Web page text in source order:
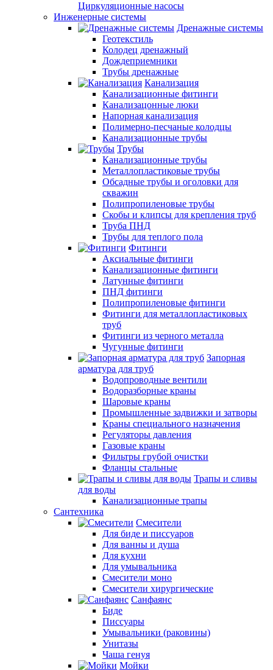
Циркуляционные насосы
Инженерные системы
Дренажные системы
Геотекстиль
Колодец дренажный
Дождеприемники
Трубы дренажные
Канализация
Канализационные фитинги
Канализацонные люки
Напорная канализация
Полимерно-песчаные колодцы
Канализационные трубы
Трубы
Канализационные трубы
Металлопластиковые трубы
Обсадные трубы и оголовки для
скважин
Полипропиленовые трубы
Скобы и клипсы для крепления труб
Труба ПНД
Трубы для теплого пола
Фитинги
Аксиальные фитинги
Канализационные фитинги
Латунные фитинги
ПНД фитинги
Полипропиленовые фитинги
Фитинги для металлопластиковых
труб
Фитинги из черного металла
Чугунные фитинги
Запорная
арматура для труб
Водопроводные вентили
Водоразборные краны
Шаровые краны
Промышленные задвижки и затворы
Краны специального назначения
Регуляторы давления
Газовые краны
Фильтры грубой очистки
Фланцы стальные
Трапы и сливы
для воды
Канализационные трапы
Сантехника
Смесители
Для биде и писсуаров
Для ванны и душа
Для кухни
Для умывальника
Смесители моно
Смесители хирургические
Санфаянс
Биде
Писсуары
Умывальники (раковины)
Унитазы
Чаша генуя
Мойки